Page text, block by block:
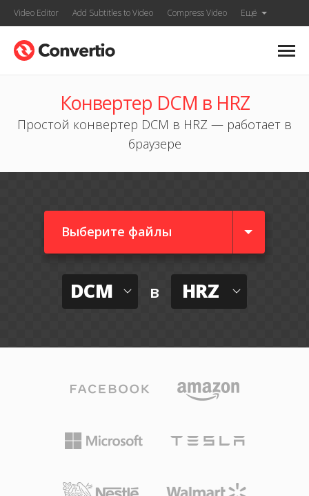
Video Editor Add Subtitles to Video Compress Video Ещё
Конвертер DCM в HRZ
Простой конвертер DCM в HRZ — работает в
браузере
Выберите файлы
DCM в HRZ